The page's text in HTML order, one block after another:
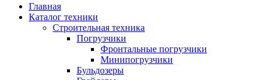
Главная
Каталог техники
Строительная техника
Погрузчики
Фронтальные погрузчики
Минипогрузчики
Бульдозеры